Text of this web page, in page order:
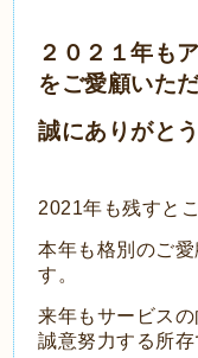
２０２１年も
をご愛顧いた
誠にありがと
2021年も残すと
本年も格別のご
す。
来年もサービス
誠意努力する所存